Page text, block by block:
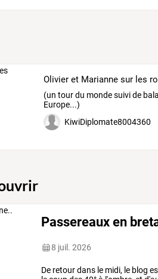
Olivier et Marianne sur les
(un tour du monde suivi de
Europe...)
KiwiDiplomate8004360
Passereaux en
8 juil. 2026
De retourdans le midi, le blog